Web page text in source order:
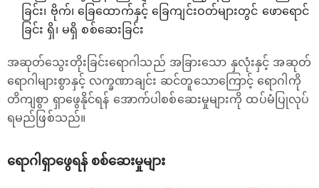
ခြင်း၊ ဗိုက်၊ ခြေထောက်နှင့် ခြေကျင်းဝတ်များတွင် ဖောရောင်
ခြင်း ရှိ၊ မရှိ စစ်ဆေးခြင်း
အဆုတ်သွေးတိုးခြင်းရောဂါသည် အခြားသော နှလုံးနှင့် အဆုတ်
ရောဂါများစွာနှင့် လက္ခဏာချင်း ဆင်တူသောကြောင့် ရောဂါကို
တိကျစွာ ရှာဖွေနိုင်ရန် အောက်ပါစစ်ဆေးမှုများကို ထပ်မံပြုလုပ်
ရမည်ဖြစ်သည်။
ရောဂါရှာဖွေရန် စစ်ဆေးမှုများ